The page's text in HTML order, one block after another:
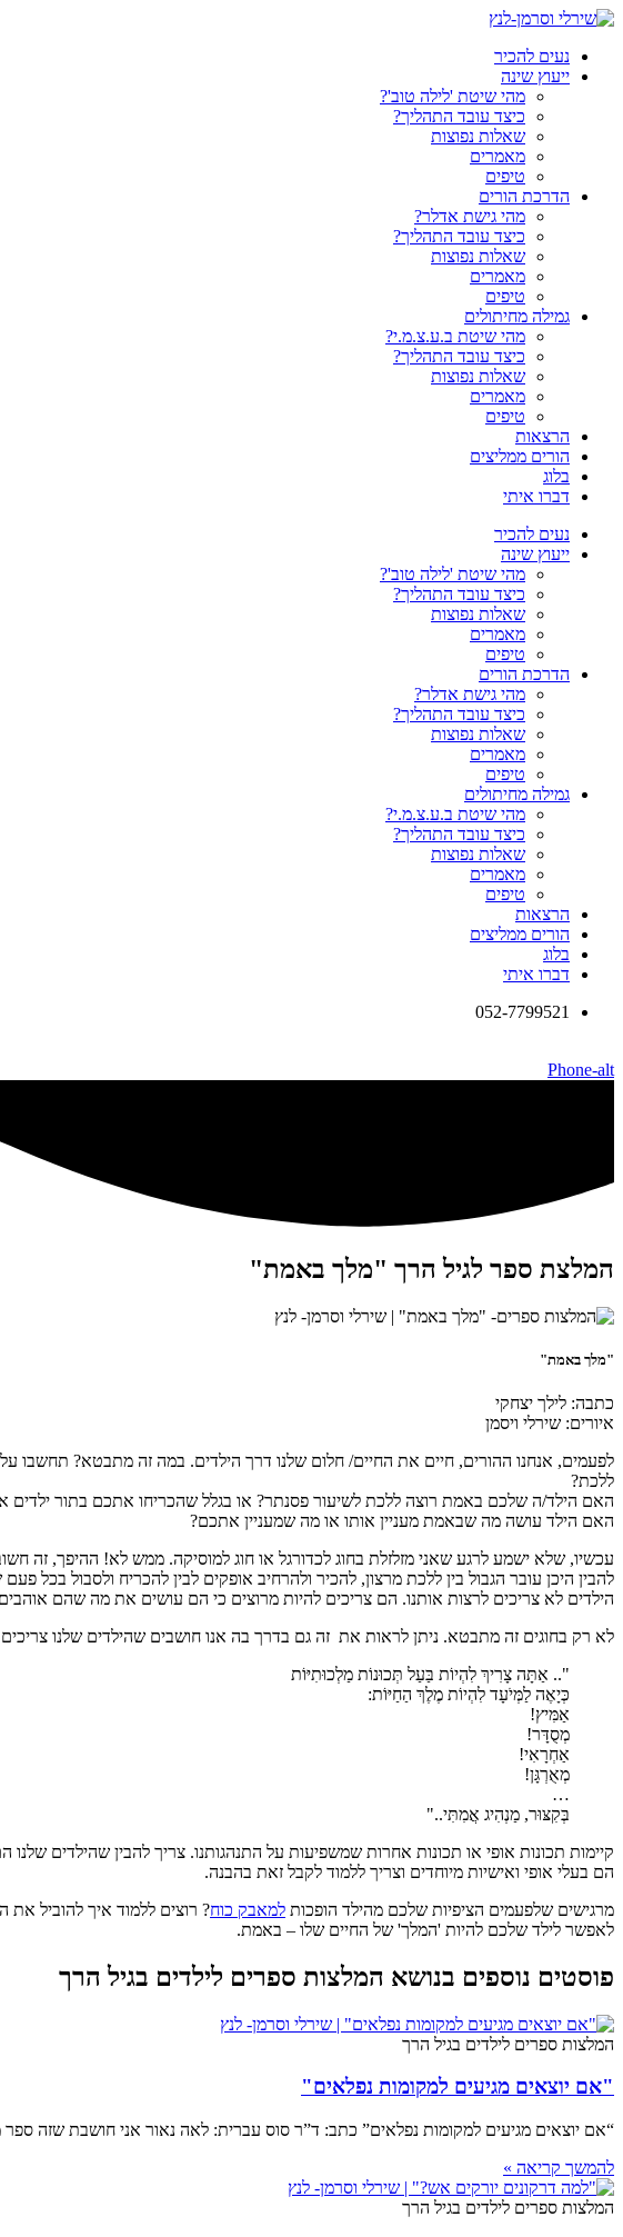
דלג
נעים להכיר
ייעוץ שינה
מהי שיטת 'לילה טוב'?
כיצד עובד התהליך?
שאלות נפוצות
מאמרים
טיפים
הדרכת הורים
מהי גישת אדלר?
כיצד עובד התהליך?
שאלות נפוצות
מאמרים
טיפים
גמילה מחיתולים
מהי שיטת ב.ע.צ.מ.י?
כיצד עובד התהליך?
שאלות נפוצות
מאמרים
טיפים
הרצאות
הורים ממליצים
בלוג
דברו איתי
נעים להכיר
ייעוץ שינה
מהי שיטת 'לילה טוב'?
כיצד עובד התהליך?
שאלות נפוצות
מאמרים
טיפים
הדרכת הורים
מהי גישת אדלר?
כיצד עובד התהליך?
שאלות נפוצות
מאמרים
טיפים
גמילה מחיתולים
מהי שיטת ב.ע.צ.מ.י?
כיצד עובד התהליך?
שאלות נפוצות
מאמרים
טיפים
הרצאות
הורים ממליצים
בלוג
דברו איתי
052-7799521
Phone-alt
המלצת ספר לגיל הרך "מלך באמת"
"מלך באמת"
כתבה: לילך יצחקי
איורים: שירלי ויסמן
לפעמים, אנחנו ההורים, חיים את החיים/ חלום שלנו דרך הילדים. במה זה מתבטא?
ללכת?
האם הילד/ה שלכם באמת רוצה ללכת לשיעור פסנתר? או בגלל שהכריחו אתכם בתור ילדים
האם הילד עושה מה שבאמת מעניין אותו או מה שמעניין אתכם?
עכשיו, שלא ישמע לרגע שאני מזלזלת בחוג לכדורגל או חוג למוסיקה. ממש לא! ההיפך, זה
להבין היכן עובר הגבול בין ללכת מרצון, להכיר ולהרחיב אופקים לבין להכריח ולסבול בכל פעם
הילדים לא צריכים לרצות אותנו. הם צריכים להיות מרוצים כי הם עושים את מה שהם
לא רק בחוגים זה מתבטא. ניתן לראות את זה גם בדרך בה אנו חושבים שהילדים שלנו צריכים
".. אַתָּה צָרִיךְ לִהְיוֹת בַּעַל תְּכוּנוֹת מַלְכוּתִיּוֹת
כְּיָאֶה לַמְּיֹעָד לִהְיוֹת מֶלֶךְ הַחַיּוֹת:
אַמִּיץ!
מְסֻדָּר!
אַחְרָאִי!
מְאֻרְגָּן!
…
בְּקִצּוּר, מַנְהִיג אֲמִתִּי.."
קיימות תכונות אופי או תכונות אחרות שמשפיעות על התנהגותנו. צריך להבין שהילדים
הם בעלי אופי ואישיות מיוחדים וצריך ללמוד לקבל זאת בהבנה.
מרגישים שלפעמים הציפיות שלכם מהילד הופכות למאבק כוח? רוצים ללמוד איך להוביל את
לאפשר לילד שלכם להיות 'המלך' של החיים שלו – באמת.
פוסטים נוספים בנושא המלצות ספרים לילדים בגיל הרך
המלצות ספרים לילדים בגיל הרך
"אם יוצאים מגיעים למקומות נפלאים"
“אם יוצאים מגיעים למקומות נפלאים” כתב: ד”ר סוס עברית: לאה נאור אני חושבת שזה
להמשך קריאה »
המלצות ספרים לילדים בגיל הרך